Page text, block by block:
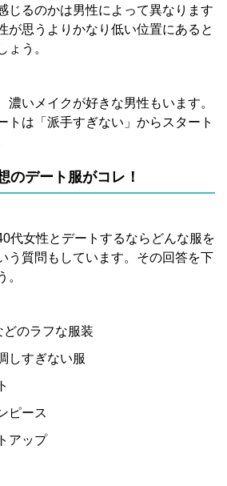
じるのかは男性によって異なります
が思うよりかなり低い位置にあると
ょう。
濃いメイクが好きな男性もいます。
トは「派手すぎない」からスタート
のデート服がコレ！
代女性とデートするならどんな服を
う質問もしています。その回答を下
。
どのラフな服装
しすぎない服
ピース
アップ